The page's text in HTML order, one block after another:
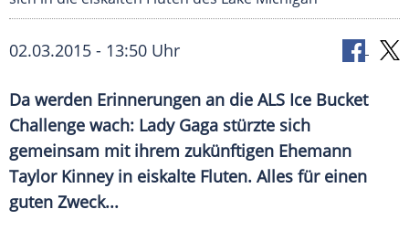
02.03.2015 - 13:50 Uhr
Da werden Erinnerungen an die ALS Ice Bucket
Challenge wach: Lady Gaga stürzte sich
gemeinsam mit ihrem zukünftigen Ehemann
Taylor Kinney in eiskalte Fluten. Alles für einen
guten Zweck...